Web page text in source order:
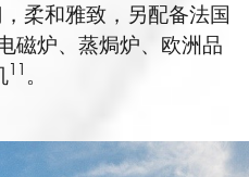
柔和雅致，另配备法国
磁炉、蒸焗炉、欧洲品
11 。